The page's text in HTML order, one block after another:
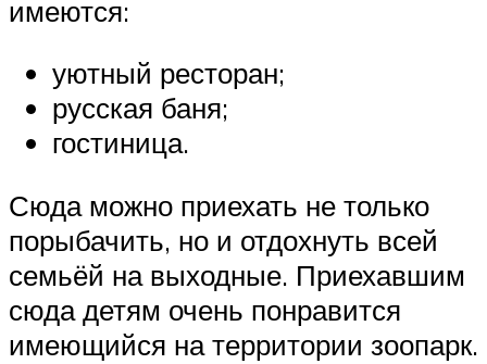
имеются:
уютный ресторан;
русская баня;
гостиница.
Сюда можно приехать не только
порыбачить, но и отдохнуть всей
семьёй на выходные. Приехавшим
сюда детям очень понравится
имеющийся на территории зоопарк.